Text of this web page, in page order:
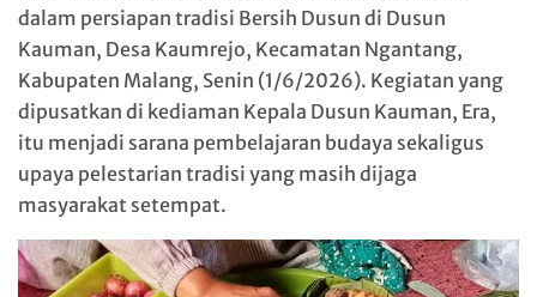
dalam persiapan tradisi Bersih Dusun di Dusun
Kauman, Desa Kaumrejo, Kecamatan Ngantang,
Kabupaten Malang, Senin (1/6/2026). Kegiatan yang
dipusatkan di kediaman Kepala Dusun Kauman, Era,
itu menjadi sarana pembelajaran budaya sekaligus
upaya pelestarian tradisi yang masih dijaga
masyarakat setempat.